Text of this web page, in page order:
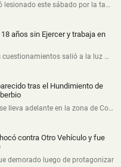
lesionado este sábado por la ta…
años sin Ejercer y trabaja en
cuestionamientos salió a la luz …
tras el Hundimiento de
lleva adelante en la zona de Co…
contra Otro Vehículo y fue
demorado luego de protagonizar